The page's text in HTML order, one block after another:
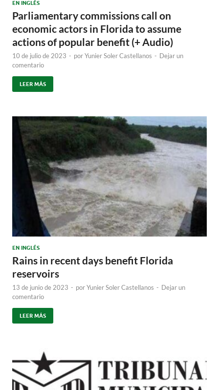
EN INGLÉS
Parliamentary commissions call on
economic actors in Florida to assume
actions of popular benefit (+ Audio)
10 de julio de 2023 - porYunier Soler Castellanos - Dejar un
comentario
LEER MÁS
EN INGLÉS
Rains in recent days benefit Florida
reservoirs
13 de junio de 2023 - porYunier Soler Castellanos - Dejar un
comentario
LEER MÁS